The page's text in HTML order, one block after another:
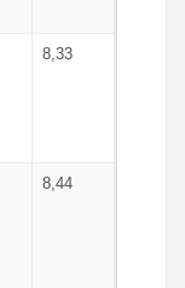
8,33
8,44